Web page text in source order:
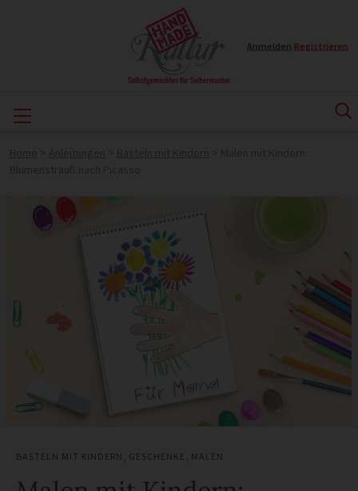
Anmelden Registrieren
BASTELN MIT KINDERN GESCHENKE MALEN